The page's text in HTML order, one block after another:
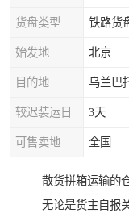
货盘类型 铁路货
始发地 北京
目的地 乌兰巴
较迟装运日 3天
可售卖地 全国
散货拼箱运输的
无论是货主自报